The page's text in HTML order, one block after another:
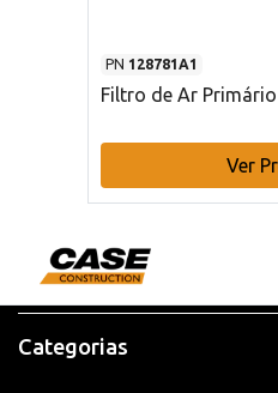
PN 128781A1
Filtro de Ar Primário
Ver
Categorias